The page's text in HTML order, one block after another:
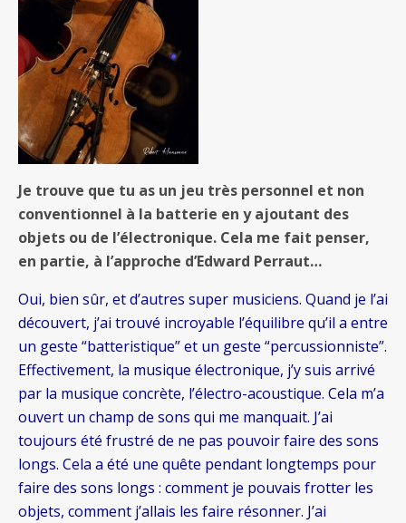
Je trouve que tu as un jeu très personnel et non
conventionnel à la batterie en y ajoutant des
objets ou de l’électronique. Cela me fait penser,
en partie, à l’approche d’Edward Perraut…
Oui, bien sûr, et d’autres super musiciens. Quand je l’ai
découvert, j’ai trouvé incroyable l’équilibre qu’il a entre
un geste “batteristique” et un geste “percussionniste”.
Effectivement, la musique électronique, j’y suis arrivé
par la musique concrète, l’électro-acoustique. Cela m’a
ouvert un champ de sons qui me manquait. J’ai
toujours été frustré de ne pas pouvoir faire des sons
longs. Cela a été une quête pendant longtemps pour
faire des sons longs : comment je pouvais frotter les
objets, comment j’allais les faire résonner. J’ai